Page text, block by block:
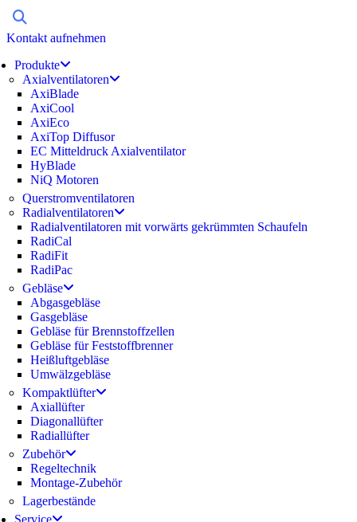
Kontakt aufnehmen
Produkte
Axialventilatoren
AxiBlade
AxiCool
AxiEco
AxiTop Diffusor
EC Mitteldruck Axialventilator
HyBlade
NiQ Motoren
Querstromventilatoren
Radialventilatoren
Radialventilatoren mit vorwärts gekrümmten Schaufeln
RadiCal
RadiFit
RadiPac
Gebläse
Abgasgebläse
Gasgebläse
Gebläse für Brennstoffzellen
Gebläse für Feststoffbrenner
Heißluftgebläse
Umwälzgebläse
Kompaktlüfter
Axiallüfter
Diagonallüfter
Radiallüfter
Zubehör
Regeltechnik
Montage-Zubehör
Lagerbestände
Service